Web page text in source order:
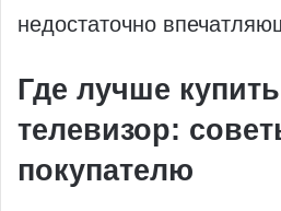
недостаточно
Где лучше
телевизор:
покупателю